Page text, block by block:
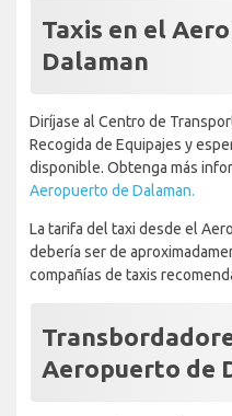
Taxis en el
Dalaman
Diríjase al Centro de
Recogida de Equipajes y
disponible. Obtenga más
Aeropuerto de Dalaman.
La tarifa del taxi desde el
debería ser de
compañías de taxis
Aeropuerto de